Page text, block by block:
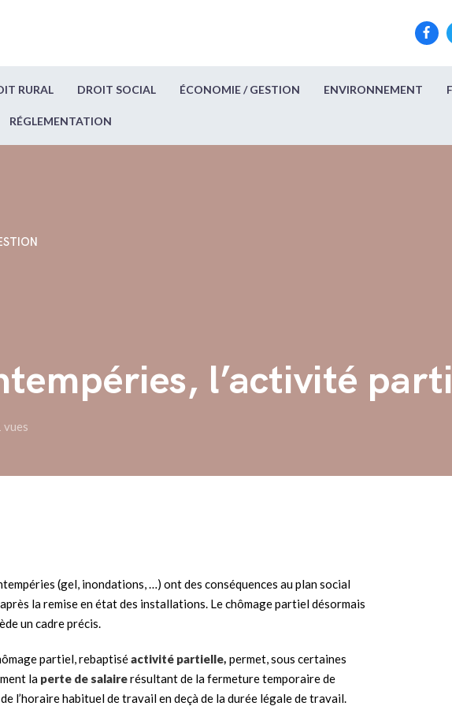
RURAL DROIT SOCIAL ÉCONOMIE / GESTION ENVIRONNEMENT
RÉGLEMENTATION
l’activité
vues
(gel, inondations, …) ont des conséquences au plan social
la remise en état des installations. Le chômage partiel désormais
un cadre précis.
partiel, rebaptiséactivité partielle, permet, sous certaines
la perte de salairerésultant de la fermeture temporaire de
l’horaire habituel de travail en deçà de la durée légale de travail.